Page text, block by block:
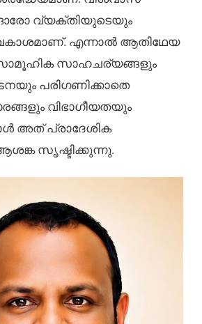
വ്യക്തിയുടെയും
എന്നാൽ ആതിഥേയ
സാഹചര്യങ്ങളും
പരിഗണിക്കാതെ
വിഭാഗീയതയും
അത് പ്രാദേശിക
സൃഷ്ടിക്കുന്നു.